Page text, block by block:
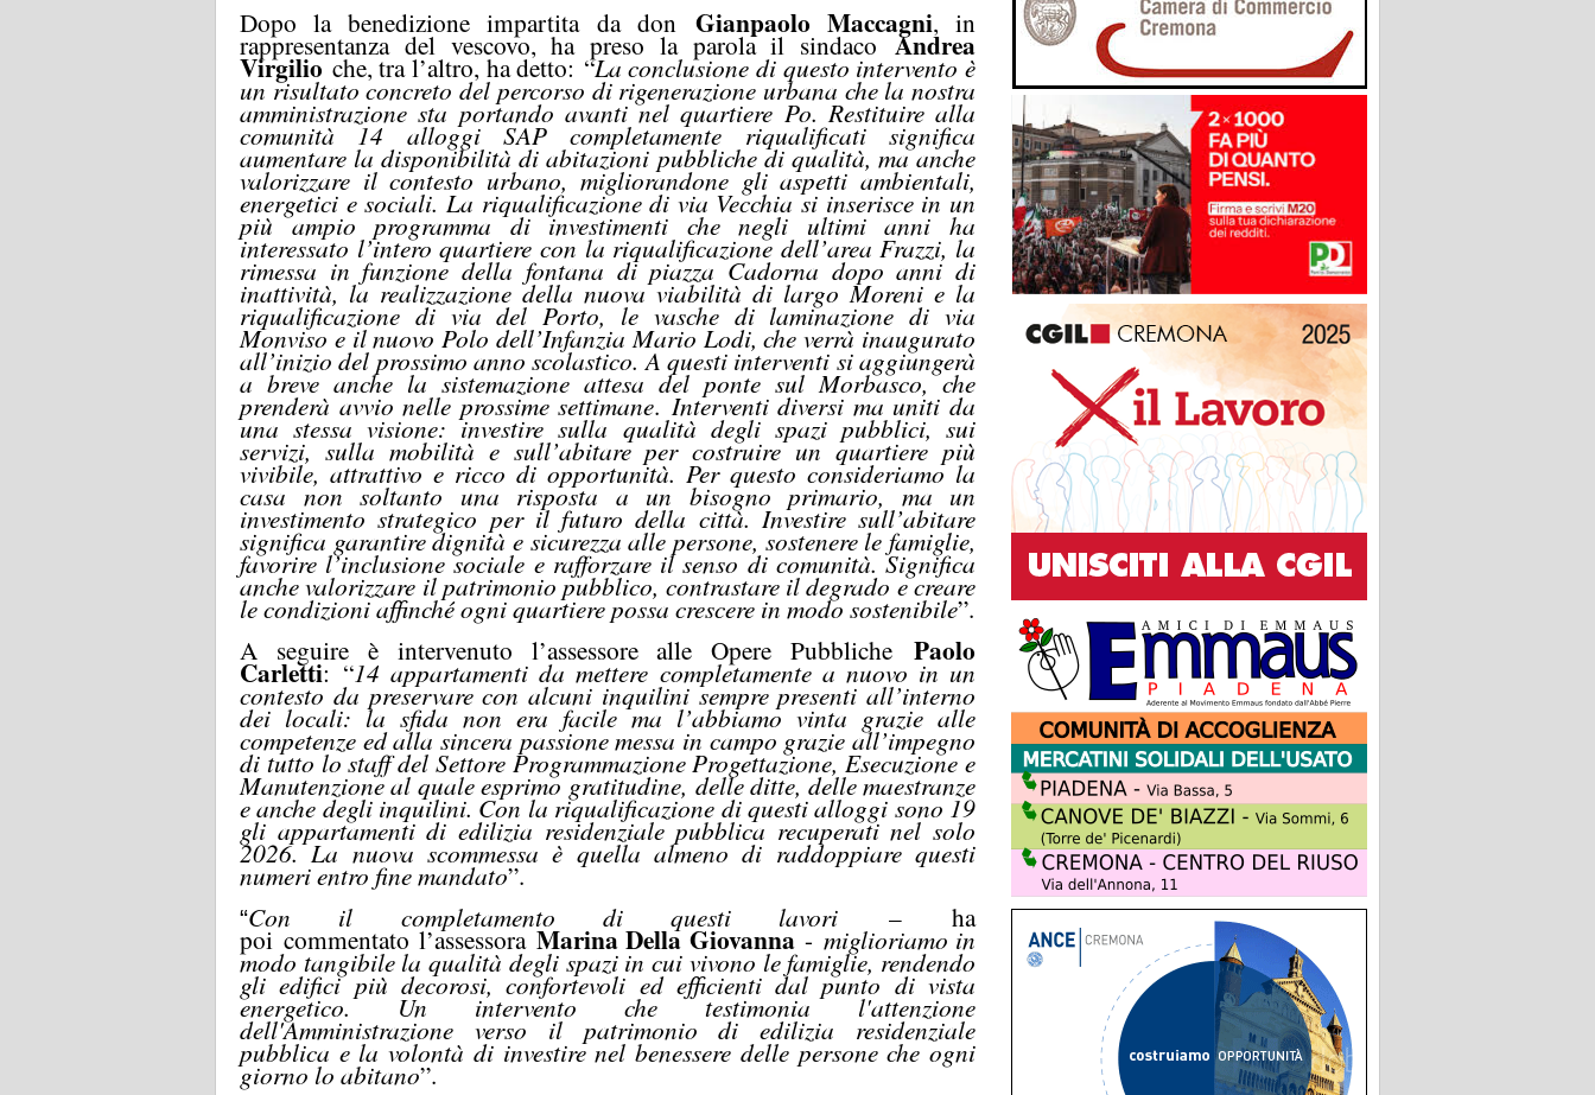
Dopo la benedizione impartita da don Gianpaolo Maccagni, in
rappresentanza del vescovo, ha preso la parola il sindaco Andrea
Virgilio che, tra l’altro, ha detto: “La conclusione di questo intervento è
un risultato concreto del percorso di rigenerazione urbana che la nostra
amministrazione sta portando avanti nel quartiere Po. Restituire alla
comunità 14 alloggi SAP completamente riqualificati significa
aumentare la disponibilità di abitazioni pubbliche di qualità, ma anche
valorizzare il contesto urbano, migliorandone gli aspetti ambientali,
energetici e sociali. La riqualificazione di via Vecchia si inserisce in un
più ampio programma di investimenti che negli ultimi anni ha
interessato l’intero quartiere con la riqualificazione dell’area Frazzi, la
rimessa in funzione della fontana di piazza Cadorna dopo anni di
inattività, la realizzazione della nuova viabilità di largo Moreni e la
riqualificazione di via del Porto, le vasche di laminazione di via
Monviso e il nuovo Polo dell’Infanzia Mario Lodi, che verrà inaugurato
all’inizio del prossimo anno scolastico. A questi interventi si aggiungerà
a breve anche la sistemazione attesa del ponte sul Morbasco, che
prenderà avvio nelle prossime settimane. Interventi diversi ma uniti da
una stessa visione: investire sulla qualità degli spazi pubblici, sui
servizi, sulla mobilità e sull’abitare per costruire un quartiere più
vivibile, attrattivo e ricco di opportunità. Per questo consideriamo la
casa non soltanto una risposta a un bisogno primario, ma un
investimento strategico per il futuro della città. Investire sull’abitare
significa garantire dignità e sicurezza alle persone, sostenere le famiglie,
favorire l’inclusione sociale e rafforzare il senso di comunità. Significa
anche valorizzare il patrimonio pubblico, contrastare il degrado e creare
le condizioni affinché ogni quartiere possa crescere in modo sostenibile”.
A seguire è intervenuto l’assessore alle Opere Pubbliche Paolo
Carletti: “14 appartamenti da mettere completamente a nuovo in un
contesto da preservare con alcuni inquilini sempre presenti all’interno
dei locali: la sfida non era facile ma l’abbiamo vinta grazie alle
competenze ed alla sincera passione messa in campo grazie all’impegno
di tutto lo staff del Settore Programmazione Progettazione, Esecuzione e
Manutenzione al quale esprimo gratitudine, delle ditte, delle maestranze
e anche degli inquilini. Con la riqualificazione di questi alloggi sono 19
gli appartamenti di edilizia residenziale pubblica recuperati nel solo
2026. La nuova scommessa è quella almeno di raddoppiare questi
numeri entro fine mandato”.
“Con il completamento di questi lavori –ha
poicommentato l’assessora Marina Della Giovanna- miglioriamo in
modo tangibile la qualità degli spazi in cui vivono le famiglie, rendendo
gli edifici più decorosi, confortevoli ed efficienti dal punto di vista
energetico. Un intervento che testimonia l'attenzione
dell'Amministrazione verso il patrimonio di edilizia residenziale
pubblica e la volontà di investire nel benessere delle persone che ogni
giorno lo abitano”.